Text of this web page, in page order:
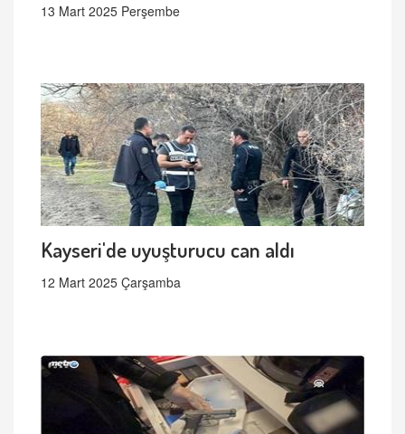
13 Mart 2025 Perşembe
Kayseri'de uyuşturucu can aldı
12 Mart 2025 Çarşamba